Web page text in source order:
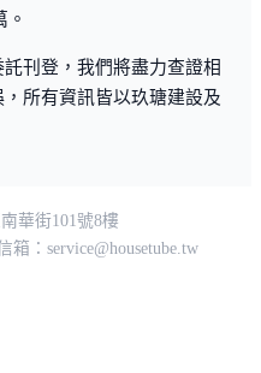
刊登，我們將盡力查證相
所有資訊皆以玖瑭建設及
華街101號8樓
箱： service@housetube.tw